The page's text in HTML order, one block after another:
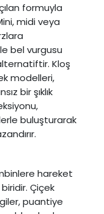
formuyla
midi veya
bel vurgusu
Kloş
modelleri,
bir şıklık
buluşturarak
hareket
biridir. Çiçek
puantiye